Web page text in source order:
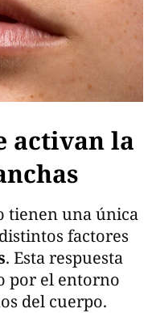
activan la
tienen una única
factores
. Esta respuesta
por el entorno
del cuerpo.